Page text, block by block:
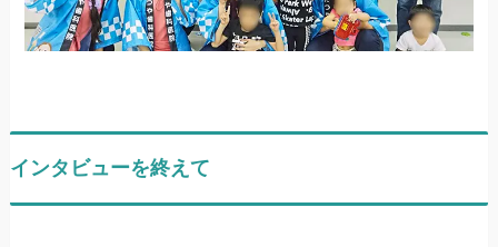
インタビューを終えて